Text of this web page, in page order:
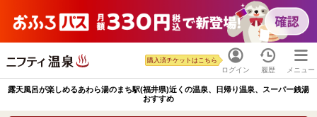
ログイン
購入済チケットはこちら
履歴 メニュー
露天風呂が楽しめるあわら湯のまち駅(福井県)近くの温泉、日帰り温泉、スーパー銭湯
おすすめ